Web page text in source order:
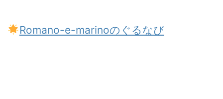
Romano-e-marinoのぐるなび